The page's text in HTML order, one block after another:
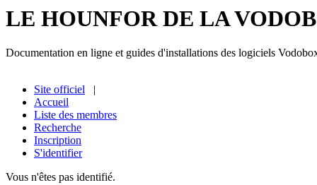
LE HOUNFOR DE LA
Documentation en ligne et guides d'installations des logiciels
Site officiel |
Accueil
Liste des membres
Recherche
Inscription
S'identifier
Vous n'êtes pas identifié.